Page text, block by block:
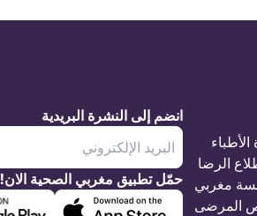
الأطباء
الرضا
مغربي
المرضى
انضم إلى النشرة البريدية
حمّل تطبيق مغربي الصحية الان!